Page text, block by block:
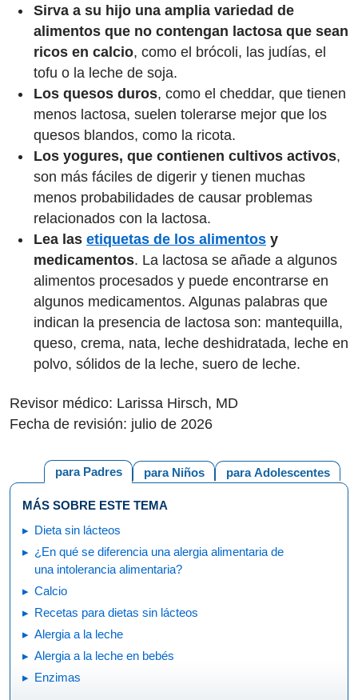
Sirva a su hijo una amplia variedad de
alimentos que no contengan lactosa que sean
ricos en calcio, como el brócoli, las judías, el
tofu o la leche de soja.
Los quesos duros, como el cheddar, que tienen
menos lactosa, suelen tolerarse mejor que los
quesos blandos, como la ricota.
Los yogures, que contienen cultivos activos,
son más fáciles de digerir y tienen muchas
menos probabilidades de causar problemas
relacionados con la lactosa.
Lea las etiquetas de los alimentos y
medicamentos. La lactosa se añade a algunos
alimentos procesados y puede encontrarse en
algunos medicamentos. Algunas palabras que
indican la presencia de lactosa son: mantequilla,
queso, crema, nata, leche deshidratada, leche en
polvo, sólidos de la leche, suero de leche.
Revisor médico: Larissa Hirsch, MD
Fecha de revisión: julio de 2026
para Adolescentes
para Niños
para Padres
MÁS SOBRE ESTE TEMA
Dieta sin lácteos
¿En qué se diferencia una alergia alimentaria de
una intolerancia alimentaria?
Calcio
Recetas para dietas sin lácteos
Alergia a la leche
Alergia a la leche en bebés
Enzimas